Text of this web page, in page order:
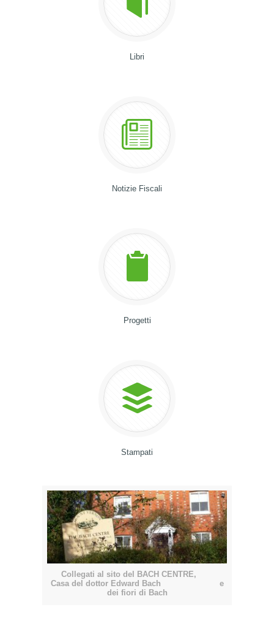
Libri
Notizie Fiscali
Progetti
Stampati
Collegati al sito del BACH CENTRE,
Casa del dottor Edward Bach e
dei fiori di Bach